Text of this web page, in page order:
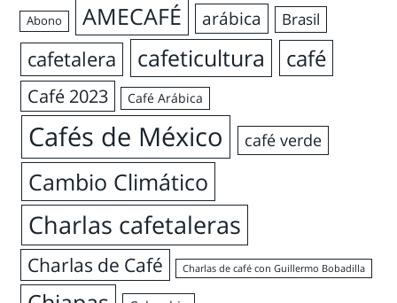
Abono AMECAFÉ arábica Brasil
cafetalera cafeticultura café
Café 2023 Café Arábica
Cafés de México café verde
Cambio Climático
Charlas cafetaleras
Charlas de Café Charlas de café con Guillermo Bobadilla